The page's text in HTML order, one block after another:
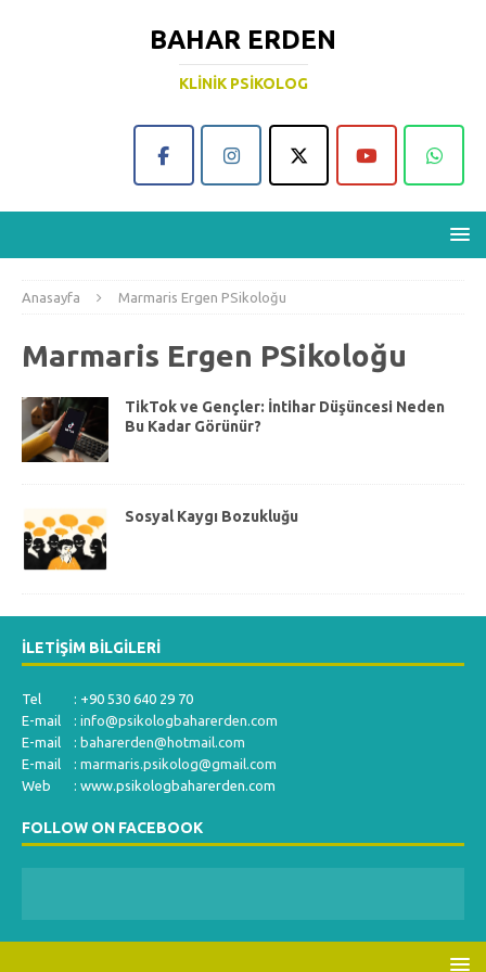
BAHAR ERDEN
KLINIK PSIKOLOG
Anasayfa Marmaris Ergen PSikoloğu
Marmaris Ergen PSikoloğu
TikTok ve Gençler: İntihar Düşüncesi Neden
Bu Kadar Görünür?
Sosyal Kaygı Bozukluğu
İLETIŞIM BILGILERI
Tel : +90 530 640 29 70
E-mail : info@psikologbaharerden.com
E-mail : baharerden@hotmail.com
E-mail : marmaris.psikolog@gmail.com
Web : www.psikologbaharerden.com
FOLLOW ON FACEBOOK